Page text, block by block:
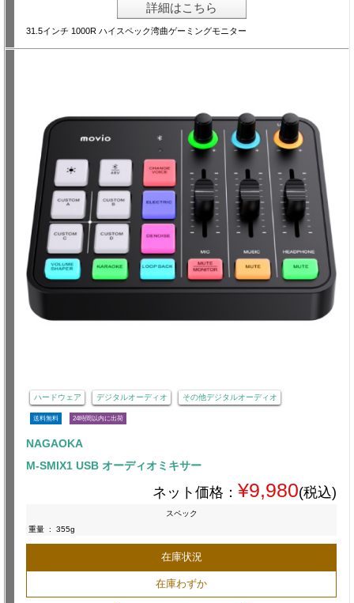
詳細はこちら
31.5インチ 1000R ハイスペック湾曲ゲーミングモニター
ハードウェア デジタルオーディオ その他デジタルオーディオ
送料無料 24時間以内に出荷
NAGAOKA
M-SMIX1 USB オーディオミキサー
ネット価格： ¥9,980(税込)
スペック
重量 : 355g
在庫状況
在庫わずか